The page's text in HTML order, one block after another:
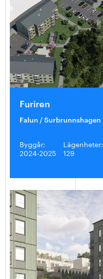
Furiren
Falun / Surbrunnshagen
Byggår:
2024-2025
Lägenheter:
129